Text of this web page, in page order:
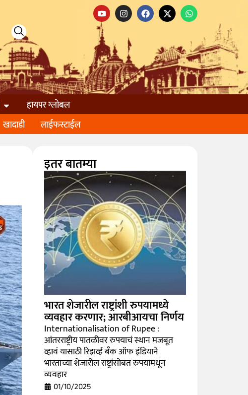
हायपर ग्लोबल
खादाडी लाईफस्टाईल
इतर बातम्या
भारत शेजारील राष्ट्रांशी रुपयामध्ये
व्यवहार करणार; आरबीआयचा निर्णय
Internationalisation of Rupee :
आंतरराष्ट्रीय पातळीवर रुपयाचं स्थान मजबूत
व्हावं यासाठी रिझर्व्ह बँक ऑफ इंडियाने
भारताच्या शेजारील राष्ट्रांसोबत रुपयामधून
व्यवहार
01/10/2025